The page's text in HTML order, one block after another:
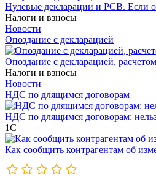
Нулевые декларации и РСВ. Если
Налоги и взносы
Новости
Опоздание с декларацией
Опоздание с декларацией,
Налоги и взносы
Новости
НДС по длящимся договорам
НДС по длящимся договорам:
1С
Как сообщить контрагентам об